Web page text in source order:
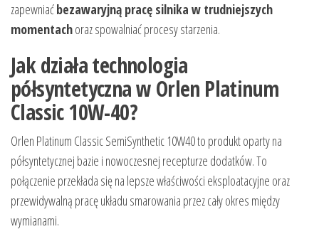
zapewniaćbezawaryjną pracę silnika w trudniejszych
momentachoraz spowalniać procesy starzenia.
Jak działa technologia
półsyntetyczna w Orlen Platinum
Classic 10W-40?
Orlen Platinum Classic SemiSynthetic 10W40 to produkt oparty na
półsyntetycznej bazie i nowoczesnej recepturze dodatków. To
połączenie przekłada się na lepsze właściwości eksploatacyjne oraz
przewidywalną pracę układu smarowania przez cały okres między
wymianami.